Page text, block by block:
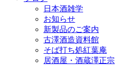
日本酒雑学
お知らせ
新製品のご案内
古澤酒造資料館
そば打ち処紅葉庵
居酒屋・酒蔵澤正宗